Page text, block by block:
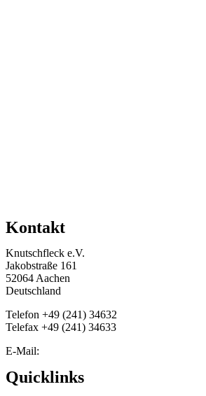
Kontakt
Knutschfleck e.V.
Jakobstraße 161
52064 Aachen
Deutschland
Telefon +49 (241) 34632‬
Telefax +49 (241) 34633
E-Mail:
Quicklinks